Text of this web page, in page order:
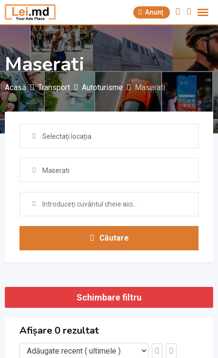
Săriți
la
Anunț
Maserati
Acasă Transport Autoturisme Maserati
Selectați locația
Maserati
Căutare
Schimbare filtru
Afișare 0 rezultat